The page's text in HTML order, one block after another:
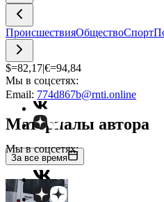
ПроисшествияОбществоСпорт
$=82,17|€=94,84
Мы в соцсетях:
Мы в соцсетях:
Email: 774d867b@rnti.online
Материалы автора
За все время